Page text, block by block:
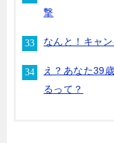
撃
なんと！キャ
え？あなた39
るって？